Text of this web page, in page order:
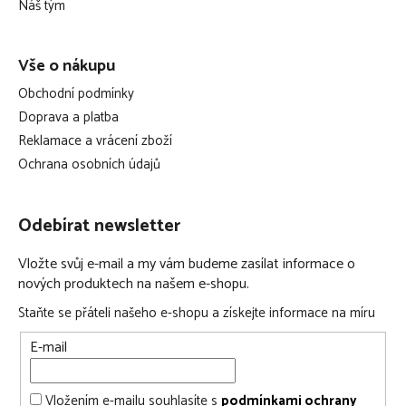
Náš tým
Vše o nákupu
Obchodní podmínky
Doprava a platba
Reklamace a vrácení zboží
Ochrana osobních údajů
Odebírat newsletter
Vložte svůj e-mail a my vám budeme zasílat informace o
nových produktech na našem e-shopu.
Staňte se přáteli našeho e-shopu a získejte informace na míru
E-mail
Vložením e-mailu souhlasíte s podmínkami ochrany